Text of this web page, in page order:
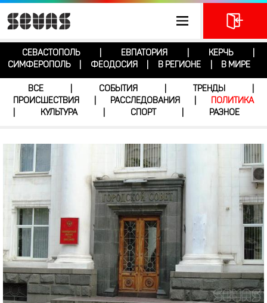
СЕВАСТОПОЛЬ ЕВПАТОРИЯ КЕРЧЬ
СИМФЕРОПОЛЬ
ФЕОДОСИЯ В РЕГИОНЕ В МИРЕ
ВСЕ СОБЫТИЯ ТРЕНДЫ
ПРОИСШЕСТВИЯ
РАССЛЕДОВАНИЯ
ПОЛИТИКА
КУЛЬТУРА СПОРТ РАЗНОЕ